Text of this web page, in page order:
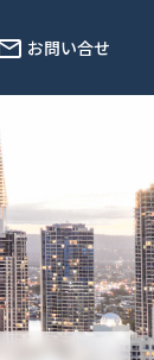
お問い合せ